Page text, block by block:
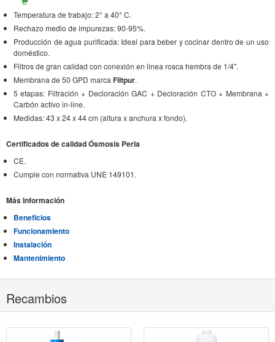
Temperatura de trabajo: 2° a 40° C.
Rechazo medio de impurezas: 90-95%.
Producción de agua purificada: Ideal para beber y cocinar dentro de un uso
doméstico.
Filtros de gran calidad con conexión en linea rosca hembra de 1/4".
Membrana de 50 GPD marca Filtpur.
5 etapas: Filtración + Decloración GAC + Decloración CTO + Membrana +
Carbón activo in-line.
Medidas: 43 x 24 x 44 cm (altura x anchura x fondo).
Certificados de calidad Ósmosis Perla
CE.
Cumple con normativa UNE 149101.
Más Información
Beneficios
Funcionamiento
Instalación
Mantenimiento
Recambios